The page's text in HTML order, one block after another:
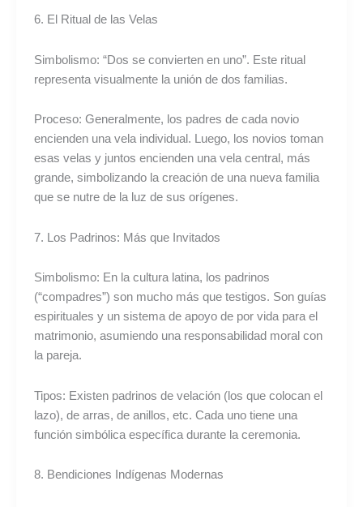
6. El Ritual de las Velas
Simbolismo: “Dos se convierten en uno”. Este ritual
representa visualmente la unión de dos familias.
Proceso: Generalmente, los padres de cada novio
encienden una vela individual. Luego, los novios toman
esas velas y juntos encienden una vela central, más
grande, simbolizando la creación de una nueva familia
que se nutre de la luz de sus orígenes.
7. Los Padrinos: Más que Invitados
Simbolismo: En la cultura latina, los padrinos
(“compadres”) son mucho más que testigos. Son guías
espirituales y un sistema de apoyo de por vida para el
matrimonio, asumiendo una responsabilidad moral con
la pareja.
Tipos: Existen padrinos de velación (los que colocan el
lazo), de arras, de anillos, etc. Cada uno tiene una
función simbólica específica durante la ceremonia.
8. Bendiciones Indígenas Modernas